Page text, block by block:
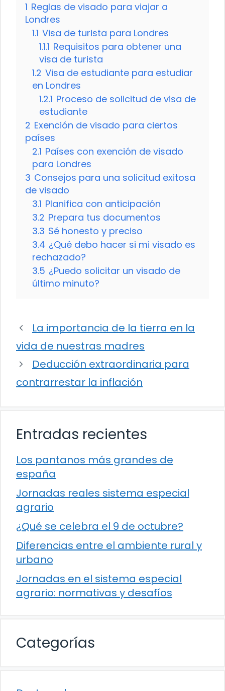
1 Reglas de visado para viajar a
Londres
1.1 Visa de turista para Londres
1.1.1 Requisitos para obtener una
visa de turista
1.2 Visa de estudiante para estudiar
en Londres
1.2.1 Proceso de solicitud de visa de
estudiante
2 Exención de visado para ciertos
países
2.1 Países con exención de visado
para Londres
3 Consejos para una solicitud exitosa
de visado
3.1 Planifica con anticipación
3.2 Prepara tus documentos
3.3 Sé honesto y preciso
3.4 ¿Qué debo hacer si mi visado es
rechazado?
3.5 ¿Puedo solicitar un visado de
último minuto?
La importancia de la tierra en la
vida de nuestras madres
Deducción extraordinaria para
contrarrestar la inflación
Entradas recientes
Los pantanos más grandes de
españa
Jornadas reales sistema especial
agrario
¿Qué se celebra el 9 de octubre?
Diferencias entre el ambiente rural y
urbano
Jornadas en el sistema especial
agrario: normativas y desafíos
Categorías